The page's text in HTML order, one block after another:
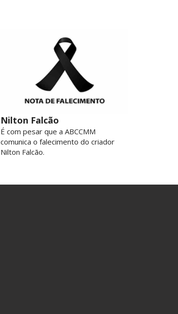
Nilton Falcão
É com pesar que a ABCCMM
comunica o falecimento do criador
Nilton Falcão.